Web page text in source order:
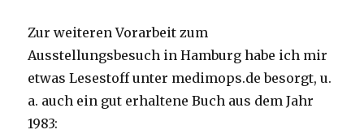
Zur weiteren Vorarbeit zum
Ausstellungsbesuch in Hamburg habe ich mir
etwas Lesestoff unter medimops.de besorgt, u.
a. auch ein gut erhaltene Buch aus dem Jahr
1983: